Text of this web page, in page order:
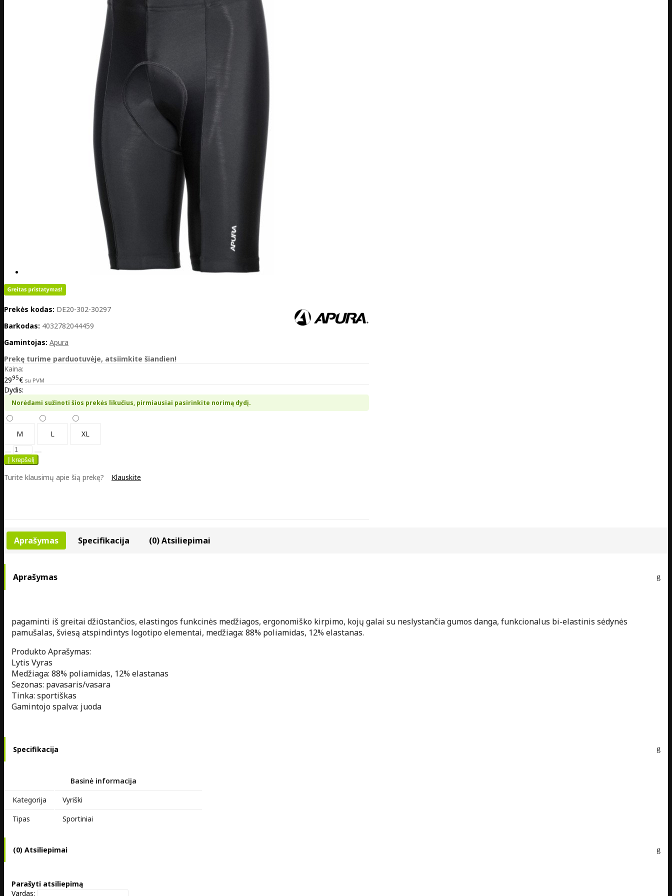
Prekės kodas: DE20-302-30297
Barkodas: 4032782044459
Gamintojas: Apura
Prekę turime parduotuvėje, atsiimkite šiandien!
Kaina:
2995€ su PVM
Dydis:
Norėdami sužinoti šios prekės likučius, pirmiausiai pasirinkite norimą dydį.
M L XL
Turite klausimų apie šią prekę? Klauskite
Aprašymas Specifikacija (0) Atsiliepimai
Aprašymas
pagaminti iš greitai džiūstančios, elastingos funkcinės medžiagos, ergonomiško kirpimo, kojų galai su neslystančia gumos danga, funkcionalus bi-elastinis sėdynės
pamušalas, šviesą atspindintys logotipo elementai, medžiaga: 88% poliamidas, 12% elastanas.
Produkto Aprašymas:
Lytis Vyras
Medžiaga: 88% poliamidas, 12% elastanas
Sezonas: pavasaris/vasara
Tinka: sportiškas
Gamintojo spalva: juoda
Specifikacija
Basinė informacija
Kategorija
Vyriški
Tipas
Sportiniai
(0) Atsiliepimai
Parašyti atsiliepimą
Vardas: